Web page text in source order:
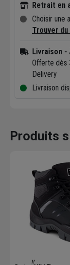
Retrait en
Choisir une
Trouver
Livraison -
Offerte dès
Delivery
Livraison
Produits